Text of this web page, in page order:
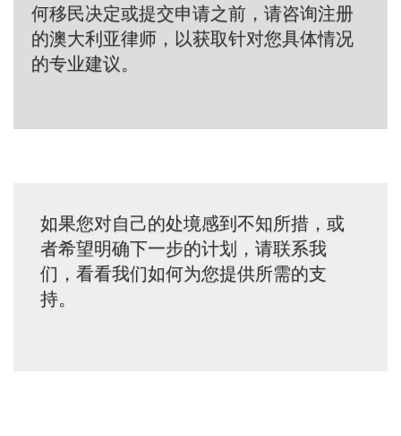
何移民决定或提交申请之前，请咨询注册
的澳大利亚律师，以获取针对您具体情况
的专业建议。
如果您对自己的处境感到不知所措，或
者希望明确下一步的计划，请联系我
们，看看我们如何为您提供所需的支
持。